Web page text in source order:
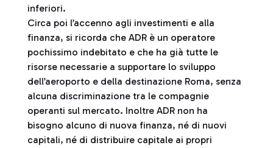
inferiori.
Circa poi l’accenno agli investimenti e alla
finanza, si ricorda che ADR è un operatore
pochissimo indebitato e che ha già tutte le
risorse necessarie a supportare lo sviluppo
dell’aeroporto e della destinazione Roma, senza
alcuna discriminazione tra le compagnie
operanti sul mercato. Inoltre ADR non ha
bisogno alcuno di nuova finanza, né di nuovi
capitali, né di distribuire capitale ai propri